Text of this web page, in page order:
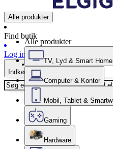
Alle produkter
Find butik
Log ind
Indkøbskurv
Alle produkter
TV, Lyd & Smart Home
Computer & Kontor
Mobil, Tablet &
Gaming
Hardware